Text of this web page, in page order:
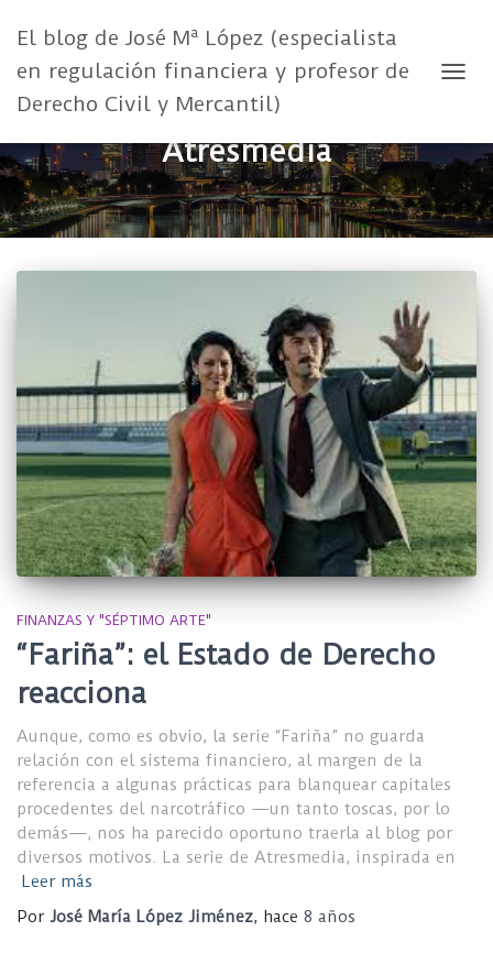
El blog de José Mª López (especialista
en regulación financiera y profesor de
Derecho Civil y Mercantil)
Atresmedia
FINANZAS Y "SÉPTIMO ARTE"
“Fariña”: el Estado de Derecho
reacciona
Aunque, como es obvio, la serie “Fariña” no guarda
relación con el sistema financiero, al margen de la
referencia a algunas prácticas para blanquear capitales
procedentes del narcotráfico —un tanto toscas, por lo
demás—, nos ha parecido oportuno traerla al blog por
diversos motivos. La serie de Atresmedia, inspirada en
Leer más
Por José María López Jiménez, hace 8 años